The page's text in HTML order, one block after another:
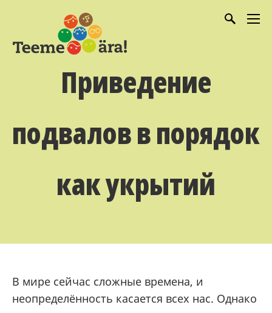
Приведение
подвалов в порядок
как укрытий
В мире сейчас сложные времена, и
неопределённость касается всех нас. Однако